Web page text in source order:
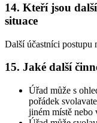
14. Kteří jsou
situace
Další účastníci postupu
15. Jaké další
Úřad může s
pořádek
jiném místě nebo